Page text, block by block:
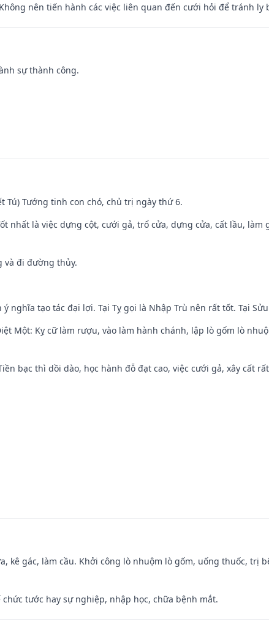
nên tiến hành các việc liên quan đến cưới hỏi để tránh ly
sự thành công.
Tú) Tướng tinh con chó, chủ trị ngày thứ 6.
nhất là việc dựng cột, cưới gả, trổ cửa, dựng cửa, cất lầu, làm
và đi đường thủy.
ý nghĩa tạo tác đại lợi. Tại Tỵ gọi là Nhập Trù nên rất tốt. Tại
Một: Kỵ cữ làm rượu, vào làm hành chánh, lập lò gốm lò
bạc thì dồi dào, học hành đỗ đạt cao, việc cưới gả, xây cất
kê gác, làm cầu. Khởi công lò nhuộm lò gốm, uống thuốc, trị
tước hay sự nghiệp, nhập học, chữa bệnh mắt.